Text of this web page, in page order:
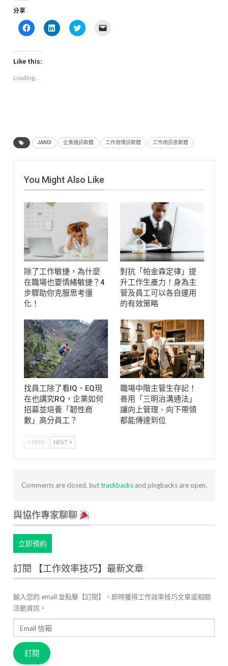
分享
Click
to
Facebook
(Opens
in
window)
Click
to
Click
to
Like this:
Loading...
JANDI 企業通訊軟體 工作用傳訊軟體 工作用訊息軟體
You Might Also Like
除了工作敏捷，為什麼
在職場也要情緒敏捷？4
步驟助你克服思考僵
化！
對抗「帕金森定律」提
升工作生產力！身為主
管及員工可以各自運用
的有效策略
找員工除了看IQ、EQ現
在也講究RQ，企業如何
招募並培養「韌性商
數」高分員工？
職場中階主管生存記！
善用「三明治溝通法」
讓向上管理、向下帶領
都能傳達到位
PREV NEXT
Comments are closed, buttrackbacksand pingbacks are open.
與協作專家聊聊
立即預約
訂閱 【工作效率技巧】最新文章
輸入您的 email 並點擊【訂閱】，即時獲得工作效率技巧文章或相關
活動資訊。
信
箱
訂閱